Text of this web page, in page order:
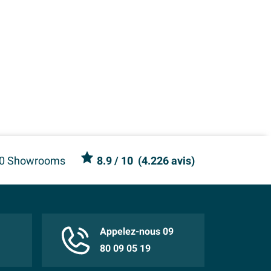
Showrooms 8.9/ 10 (4.226 avis)
Appelez-nous 09
80 09 05 19